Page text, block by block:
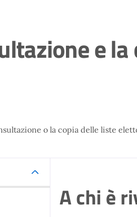
e
o la copia delle liste
A chi è